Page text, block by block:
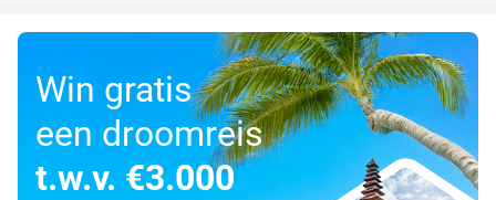
Win gratis
een droomreis
t.w.v. €3.000